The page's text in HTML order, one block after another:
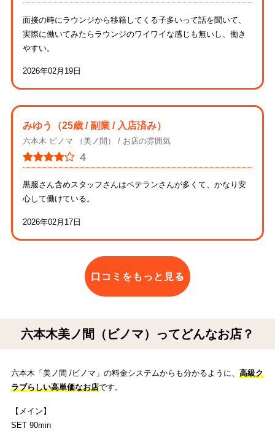
面接の時にラウンジから移籍してくる子多いって話を聞いて、
実際に働いてみたらラウンジのワイワイな感じも無いし、働き
やすい。
2026年02月19日
みゆう （25歳 / 副業 / 入店済み）
六本木 ビノマ （美ノ間） お店の雰囲気
4
黒服さん含めスタッフさんはベテランさんが多くて、かなり安
心して働けている。
2026年02月17日
口コミをもっと見る
六本木美ノ間（ビノマ）ってどんなお店？
六本木「美ノ間 /ビノマ」の料金システムからも分かるように、 高級ク
ラブらしい高単価なお店です。
【メイン】
SET 90min